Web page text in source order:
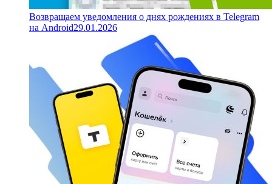
Возвращаем уведомления о днях рождениях в Telegram
на Android29.01.2026